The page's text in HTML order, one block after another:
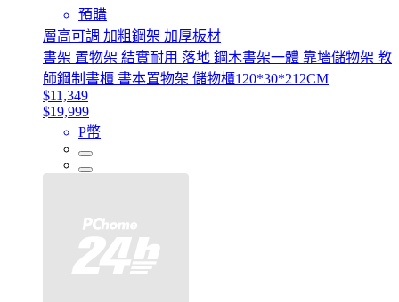
預購
層高可調 加粗鋼架 加厚板材
書架 置物架 結實耐用 落地 鋼木書架一體 靠墻儲物架 教
師鋼制書櫃 書本置物架 儲物櫃120*30*212CM
$11,349
$19,999
P幣